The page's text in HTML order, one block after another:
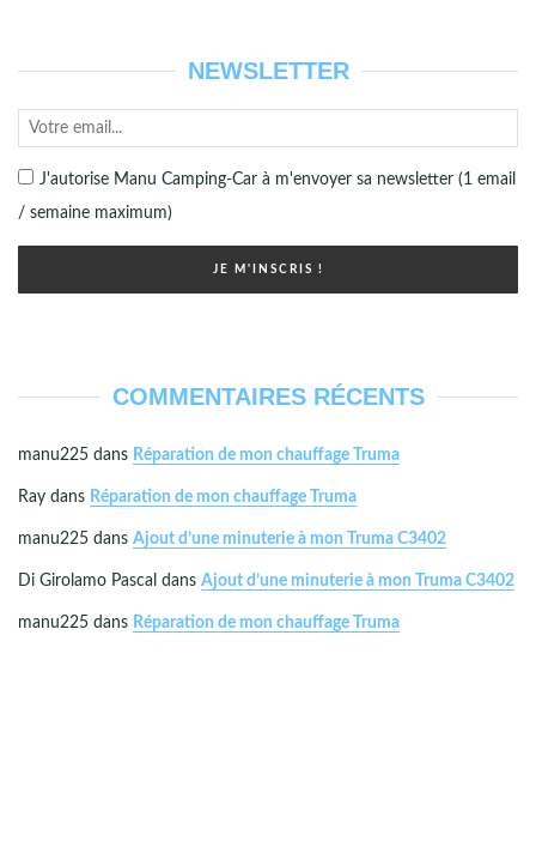
NEWSLETTER
J'autorise Manu Camping-Car à m'envoyer sa newsletter (1 email
/ semaine maximum)
COMMENTAIRES RÉCENTS
manu225 dans Réparation de mon chauffage Truma
Ray dans Réparation de mon chauffage Truma
manu225 dans Ajout d’une minuterie à mon Truma C3402
Di Girolamo Pascal dans Ajout d’une minuterie à mon Truma C3402
manu225 dans Réparation de mon chauffage Truma